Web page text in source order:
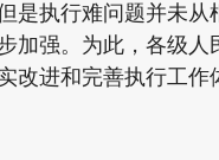
是执行难问题并未
加强。为此，各级
改进和完善执行工